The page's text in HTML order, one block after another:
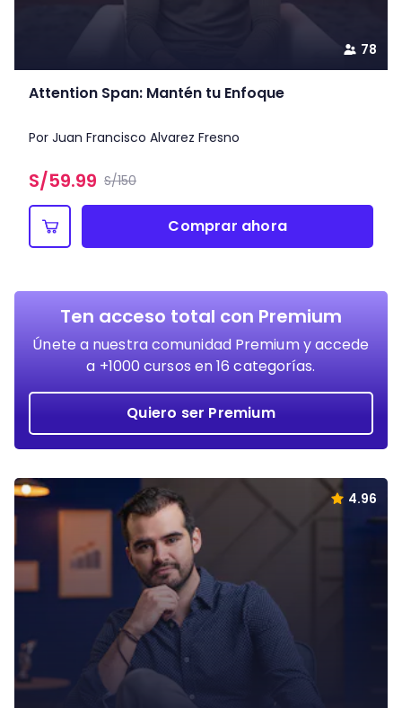
78
Attention Span: Mantén tu Enfoque
Por Juan Francisco Alvarez Fresno
S/59.99 S/150
Comprar ahora
Ten acceso total con Premium
Únete a nuestra comunidad Premium y accede
a +1000 cursos en 16 categorías.
Quiero ser Premium
4.96